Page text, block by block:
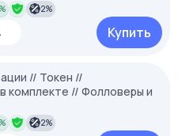
2%
Купить
// Токен //
комплекте // Фолловеры и
2%